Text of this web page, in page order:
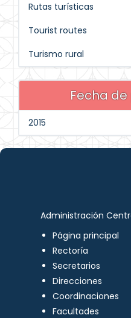
Rutas turísticas
Tourist routes
Turismo rural
Fecha
2015
Administración
Página principal
Rectoría
Secretarios
Direcciones
Coordinaciones
Facultades